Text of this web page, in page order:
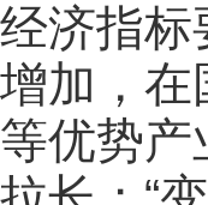
经济指标
增加，在
等优势产